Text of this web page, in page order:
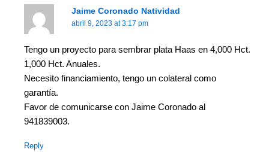
Jaime Coronado Natividad
abril 9, 2023 at 3:17 pm
Tengo un proyecto para sembrar plata Haas en 4,000 Hct.
1,000 Hct. Anuales.
Necesito financiamiento, tengo un colateral como
garantía.
Favor de comunicarse con Jaime Coronado al
941839003.
Reply